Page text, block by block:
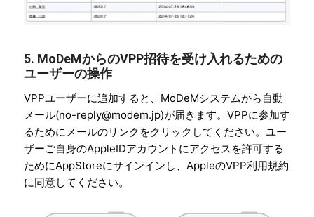
5. MoDeMからのVPP招待を受け入れるための
ユーザーの操作
VPPユーザーに追加すると、MoDeMシステムから自動
メール(no-reply@modem.jp)が届きます。VPPに参加す
るためにメールのリンクをクリックしてください。ユー
ザーご自身のAppleIDアカウントにアクセスを許可する
ためにAppStoreにサインインし、AppleのVPP利用規約
に同意してください。